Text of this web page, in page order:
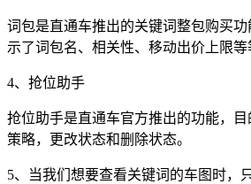
词包是直通车推出的关键词整包购买
示了词包名、相关性、移动出价上限等
4、抢位助手
抢位助手是直通车官方推出的功能，
策略，更改状态和删除状态。
5、当我们想要查看关键词的车图时，